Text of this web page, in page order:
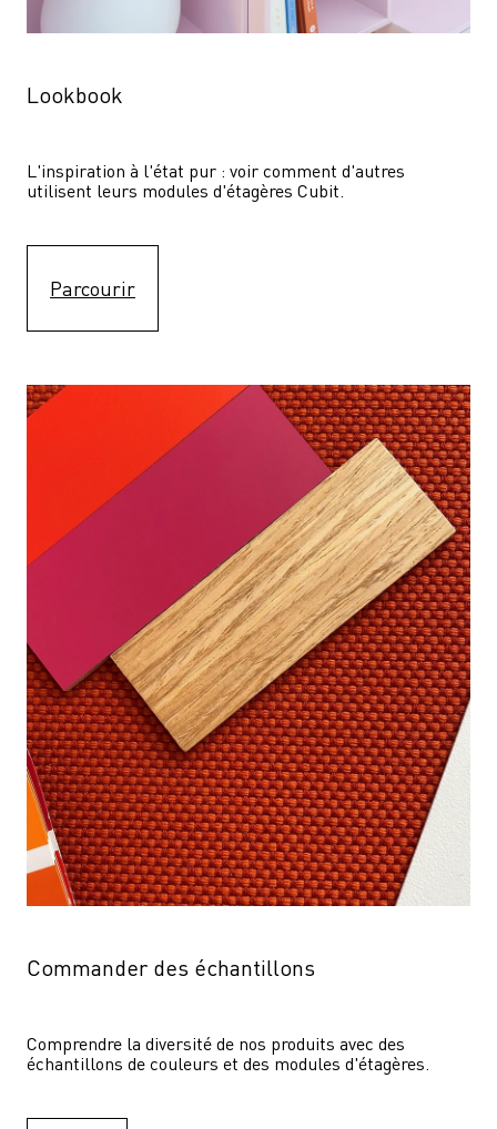
Lookbook
L'inspiration à l'état pur : voir comment d'autres
utilisent leurs modules d'étagères Cubit.
Parcourir
Commander des échantillons
Comprendre la diversité de nos produits avec des
échantillons de couleurs et des modules d'étagères.